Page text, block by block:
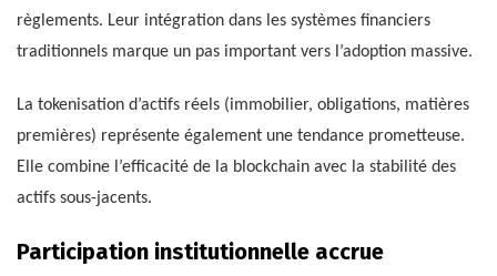
règlements. Leur intégration dans les systèmes financiers
traditionnels marque un pas important vers l’adoption massive.
La tokenisation d’actifs réels (immobilier, obligations, matières
premières) représente également une tendance prometteuse.
Elle combine l’efficacité de la blockchain avec la stabilité des
actifs sous-jacents.
Participation institutionnelle accrue